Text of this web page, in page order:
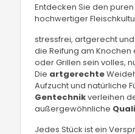
Entdecken Sie den
hochwertiger
stressfrei, artgerecht
die Reifung am
oder Grillen sein volles,
Die artgerechte
Aufzucht und natürliche
Gentechnikverleihen
außergewöhnliche
Jedes Stück ist ein